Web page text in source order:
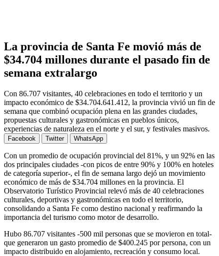
La provincia de Santa Fe movió más de
$34.704 millones durante el pasado fin de
semana extralargo
Con 86.707 visitantes, 40 celebraciones en todo el territorio y un
impacto económico de $34.704.641.412, la provincia vivió un fin de
semana que combinó ocupación plena en las grandes ciudades,
propuestas culturales y gastronómicas en pueblos únicos,
experiencias de naturaleza en el norte y el sur, y festivales masivos.
Facebook Twitter WhatsApp
Con un promedio de ocupación provincial del 81%, y un 92% en las
dos principales ciudades -con picos de entre 90% y 100% en hoteles
de categoría superior-, el fin de semana largo dejó un movimiento
económico de más de $34.704 millones en la provincia. El
Observatorio Turístico Provincial relevó más de 40 celebraciones
culturales, deportivas y gastronómicas en todo el territorio,
consolidando a Santa Fe como destino nacional y reafirmando la
importancia del turismo como motor de desarrollo.
Hubo 86.707 visitantes -500 mil personas que se movieron en total-
que generaron un gasto promedio de $400.245 por persona, con un
impacto distribuido en alojamiento, recreación y consumo local.